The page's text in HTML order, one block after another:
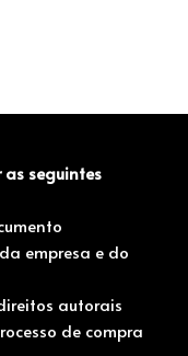
as seguintes
empresa e do
autorais
de compra